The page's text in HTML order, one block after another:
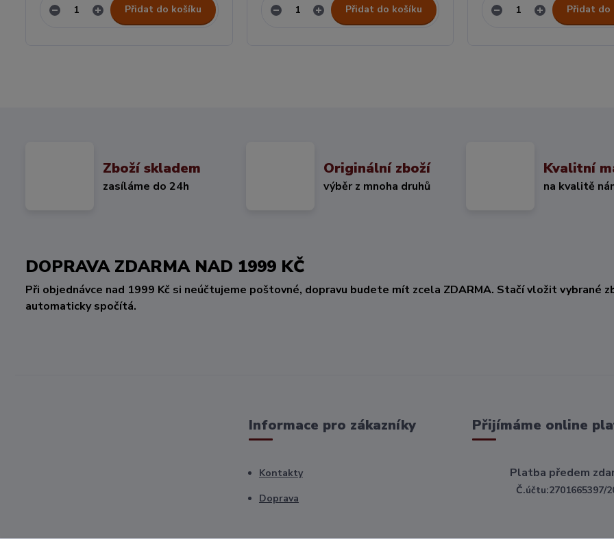
Přidat do košíku Přidat do košíku Přidat do
Zboží skladem
zasíláme do 24h
Originální zboží
výběr z mnoha druhů
Kvalitní
na kvalitě
DOPRAVA ZDARMA NAD 1999 KČ
Při objednávce nad 1999 Kč si neúčtujeme poštovné, dopravu budete mít zcela ZDARMA. Stačí vložit vybrané
automaticky spočítá.
Informace pro zákazníky
Kontakty
Doprava
Přijímáme online
Platba předem
Č.účtu:2701665397/